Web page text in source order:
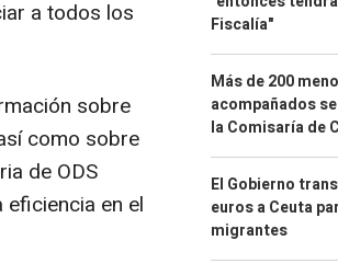
a todos los
sobre
como sobre
de ODS
en el
Fiscalía"
Más de 200
acompañados
la Comisaría de
El Gobierno
euros a Ceuta
migrantes